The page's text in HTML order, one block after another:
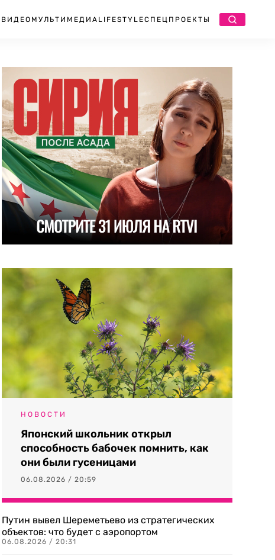
ВИДЕО МУЛЬТИМЕДИА LIFESTYLEСПЕЦПРОЕКТЫ
НОВОСТИ
Японский школьник открыл
способность бабочек помнить, как
они были гусеницами
06.08.2026 / 20:59
Путин вывел Шереметьево из стратегических
объектов: что будет с аэропортом
06.08.2026 / 20:31